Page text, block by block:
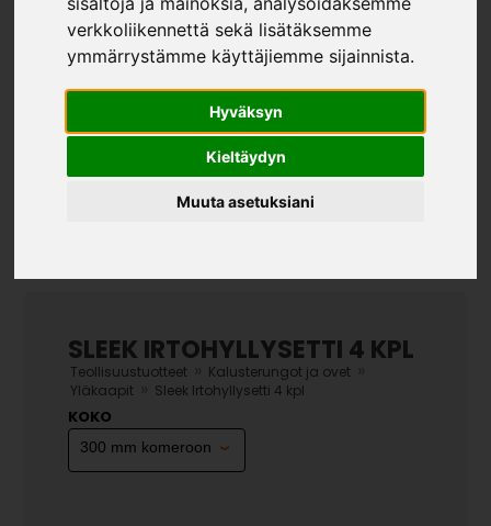
verkkoliikennettä sekä lisätäksemme
ymmärrystämme käyttäjiemme sijainnista.
Hyväksyn
Kieltäydyn
Muuta asetuksiani
SLEEK IRTOHYLLYSETTI 4 KPL
Teollisuustuotteet Kalusterungot ja ovet
Yläkaapit Sleek Irtohyllysetti 4 kpl
KOKO